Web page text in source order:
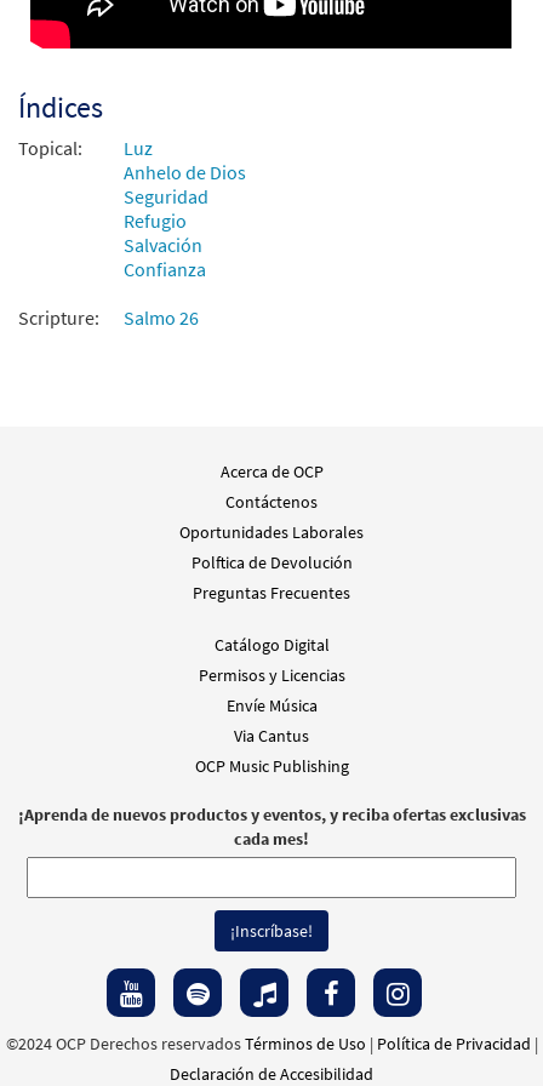
Índices
Topical:
Luz
Anhelo de Dios
Seguridad
Refugio
Salvación
Confianza
Scripture:
Salmo 26
Acerca de OCP
Contáctenos
Oportunidades Laborales
Polftica de Devolución
Preguntas Frecuentes
Catálogo Digital
Permisos y Licencias
Envíe Música
Via Cantus
OCP Music Publishing
¡Aprenda de nuevos productos y eventos, y reciba ofertas exclusivas
cada mes!
©2024 OCP Derechos reservadosTérminos de Uso | Política de Privacidad |
Declaración de Accesibilidad